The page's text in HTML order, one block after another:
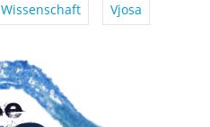
Wissenschaft Vjosa